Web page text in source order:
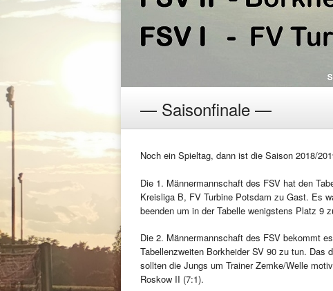
— Saisonfinale —
Noch ein Spieltag, dann ist die Saison 2018/
Die 1. Männermannschaft des FSV hat den
Kreisliga B, FV Turbine Potsdam zu Gast. Es
beenden um in der Tabelle wenigstens Platz 9
Die 2. Männermannschaft des FSV bekommt
Tabellenzweiten Borkheider SV 90 zu tun. Das
sollten die Jungs um Trainer Zemke/Welle
Roskow II (7:1).